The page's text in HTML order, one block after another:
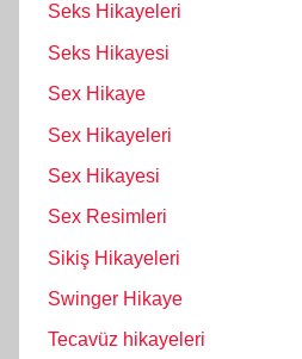
Seks Hikayeleri
Seks Hikayesi
Sex Hikaye
Sex Hikayeleri
Sex Hikayesi
Sex Resimleri
Sikiş Hikayeleri
Swinger Hikaye
Tecavüz hikayeleri